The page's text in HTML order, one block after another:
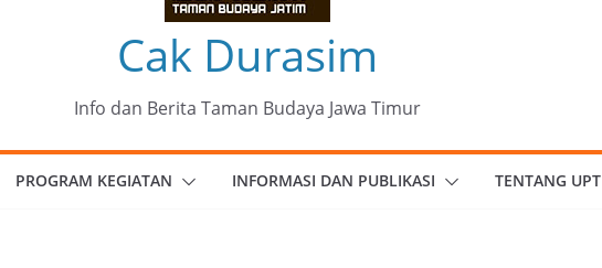
Cak Durasim
Info dan Berita Taman Budaya Jawa Timur
PROGRAM KEGIATAN INFORMASI DAN PUBLIKASI TENTANG UPT